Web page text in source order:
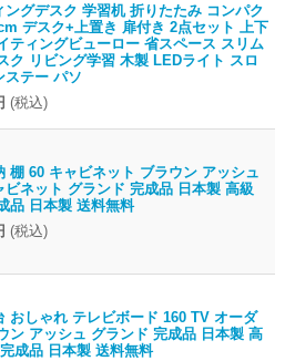
ングデスク 学習机 折りたたみ コンパク
デスク+上置き 扉付き 2点セット 上下
ティングビューロー 省スペース スリム
ク リビング学習 木製 LEDライト スロ
ステー パソ
(税込)
棚 60 キャビネット ブラウン アッシュ
ビネット グランド 完成品 日本製 高級
品 日本製 送料無料
(税込)
おしゃれ テレビボード 160 TV オーダ
ン アッシュ グランド 完成品 日本製 高
成品 日本製 送料無料